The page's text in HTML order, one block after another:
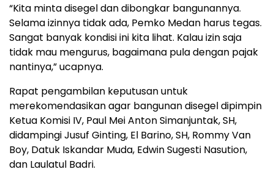
“Kita minta disegel dan dibongkar bangunannya.
Selama izinnya tidak ada, Pemko Medan harus tegas.
Sangat banyak kondisi ini kita lihat. Kalau izin saja
tidak mau mengurus, bagaimana pula dengan pajak
nantinya,” ucapnya.
Rapat pengambilan keputusan untuk
merekomendasikan agar bangunan disegel dipimpin
Ketua Komisi IV, Paul Mei Anton Simanjuntak, SH,
didampingi Jusuf Ginting, El Barino, SH, Rommy Van
Boy, Datuk Iskandar Muda, Edwin Sugesti Nasution,
dan Laulatul Badri.